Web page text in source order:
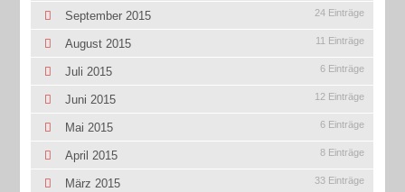
September 2015 24 Einträge
August 2015 11 Einträge
Juli 2015 6 Einträge
Juni 2015 12 Einträge
Mai 2015 6 Einträge
April 2015 8 Einträge
März 2015 33 Einträge